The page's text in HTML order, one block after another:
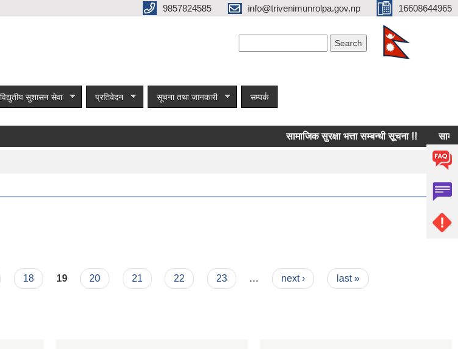
9857824585 info@trivenimunrolpa.gov.np 16608644965
विद्युतीय सुशासन सेवा प्रतिवेदन सूचना तथा जानकारी सम्पर्क
सामाजिक सुरक्षा भत्ता सम्बन्धी सूचना !!
18 19 20 21 22 23 … next › last »